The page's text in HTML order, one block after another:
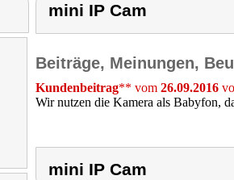
mini IP Cam
Beiträge, Meinungen,
Kundenbeitrag** vom 26.09.2016
Wir nutzen die Kamera als Babyfon,
mini IP Cam